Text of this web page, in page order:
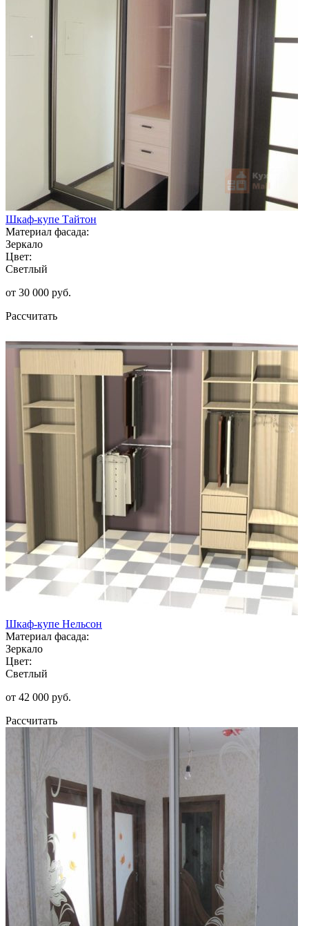
Шкаф-купе Тайтон
Материал фасада:
Зеркало
Цвет:
Светлый
от 30 000 руб.
Рассчитать
Шкаф-купе Нельсон
Материал фасада:
Зеркало
Цвет:
Светлый
от 42 000 руб.
Рассчитать